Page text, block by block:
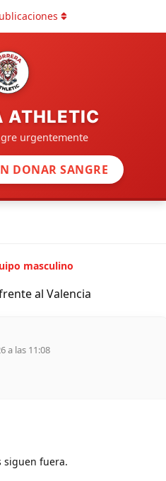
ATHLETIC
urgentemente
DONAR SANGRE
masculino
al Valencia
a las 11:08
siguen fuera.